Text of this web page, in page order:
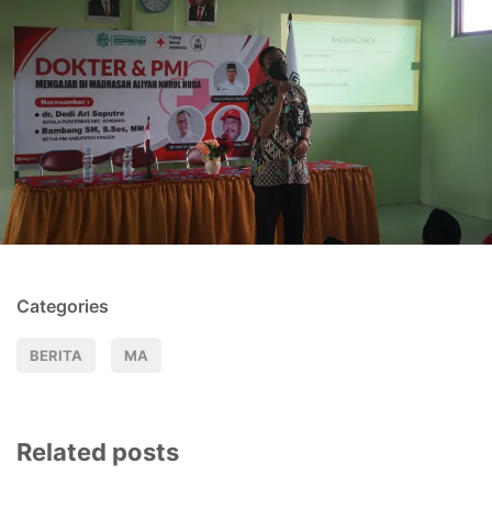
Categories
BERITA MA
Related posts